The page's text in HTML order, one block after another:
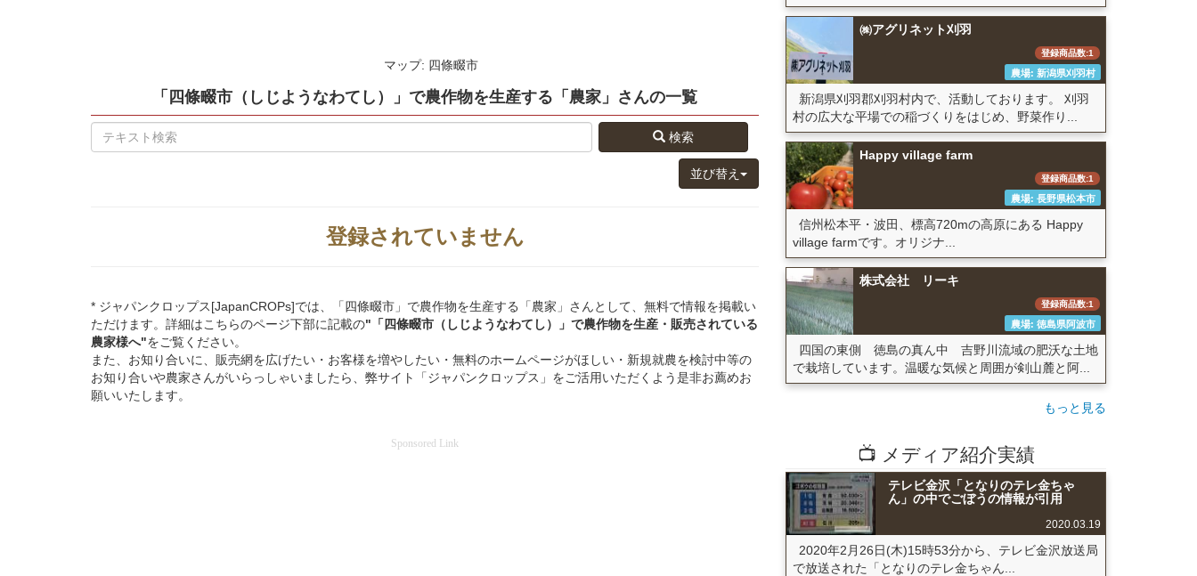
マップ: 四條畷市
「四條畷市（しじようなわてし）」 で農作物を生産する 「農家」さんの一覧
検索
並び替え
登録されていません
* ジャパンクロップス[JapanCROPs]では、「四條畷市」で農作物を生産する「農家」さんとして、無料で情報を掲載い
ただけます。詳細はこちらのページ下部に記載の"「四條畷市（しじようなわてし）」 で農作物を生産・販売されている
農家様へ"をご覧ください。
また、お知り合いに、販売網を広げたい・お客様を増やしたい・無料のホームページがほしい・新規就農を検討中等の
お知り合いや農家さんがいらっしゃいましたら、弊サイト「ジャパンクロップス」をご活用いただくよう是非お薦めお
願いいたします。
Sponsored Link
㈱アグリネット刈羽
登録商品数:1
農場: 新潟県刈羽村
新潟県刈羽郡刈羽村内で、活動しております。 刈羽
村の広大な平場での稲づくりをはじめ、野菜作り...
Happy village farm
登録商品数:1
農場: 長野県松本市
信州松本平・波田、標高720mの高原にある Happy
village farmです。オリジナ...
株式会社 リーキ
登録商品数:1
農場: 徳島県阿波市
四国の東側 徳島の真ん中 吉野川流域の肥沃な土地
で栽培しています。温暖な気候と周囲が剣山麓と阿...
もっと見る
📺 メディア紹介実績
テレビ金沢「となりのテレ金ちゃ
ん」の中でごぼうの情報が引用
2020.03.19
2020年2月26日(木)15時53分から、テレビ金沢放送局
で放送された「となりのテレ金ちゃん...